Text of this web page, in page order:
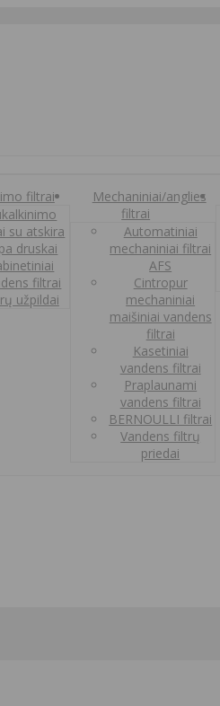
filtrai
su atskira
druskai
filtrai
užpildai
Mechaniniai/anglies
filtrai
Automatiniai
mechaniniai filtrai
AFS
Cintropur
mechaniniai
maišiniai vandens
filtrai
Kasetiniai
vandens filtrai
Praplaunami
vandens filtrai
BERNOULLI filtrai
Vandens filtrų
priedai